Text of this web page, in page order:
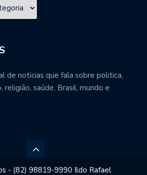
de noticias que fala sobre politica,
saúde, Brasil, mundo e
- (82) 98819-9990 Ildo Rafael